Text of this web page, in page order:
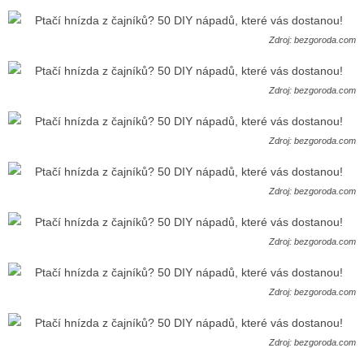
Zdroj: bezgoroda.com
Zdroj: bezgoroda.com
Zdroj: bezgoroda.com
Zdroj: bezgoroda.com
Zdroj: bezgoroda.com
Zdroj: bezgoroda.com
Zdroj: bezgoroda.com